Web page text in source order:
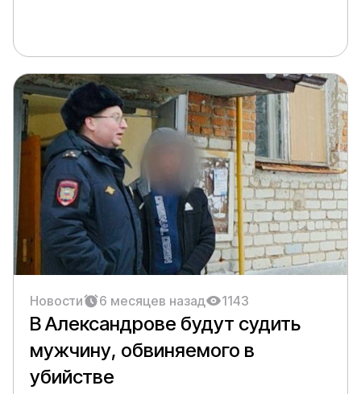
Новости 6 месяцев назад 1143
В Александрове будут судить
мужчину, обвиняемого в
убийстве